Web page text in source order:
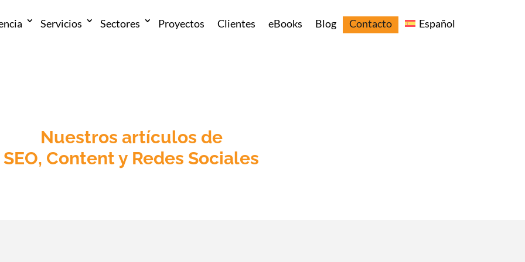
Servicios Sectores Proyectos Clientes eBooks Blog Contacto Español
Nuestros artículos de
SEO, Content y Redes Sociales